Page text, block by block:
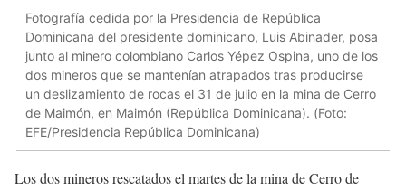
Fotografía cedida por la Presidencia de República
Dominicana del presidente dominicano, Luis Abinader, posa
junto al minero colombiano Carlos Yépez Ospina, uno de los
dos mineros que se mantenían atrapados tras producirse
un deslizamiento de rocas el 31 de julio en la mina de Cerro
de Maimón, en Maimón (República Dominicana). (Foto:
EFE/Presidencia República Dominicana)
Los dos mineros rescatados el martes de la mina de Cerro de